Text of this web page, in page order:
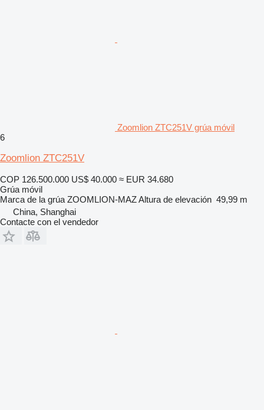
Zoomlion ZTC251V grúa móvil
6
Zoomlion ZTC251V
COP 126.500.000 US$ 40.000 ≈ EUR 34.680
Grúa móvil
Marca de la grúa ZOOMLION-MAZAltura de elevación 49,99 m
China, Shanghai
Contacte con el vendedor